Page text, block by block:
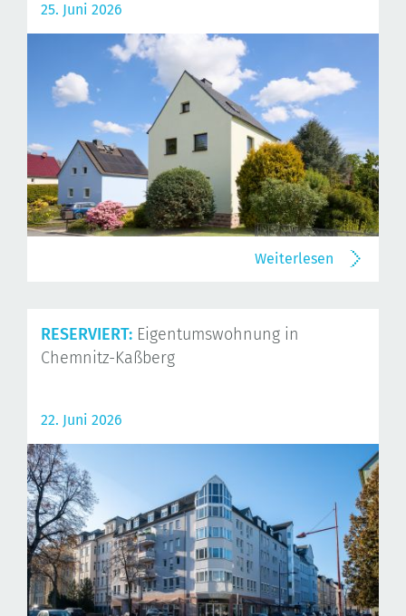
25. Juni 2026
Weiterlesen
RESERVIERT: Eigentumswohnung in
Chemnitz-Kaßberg
22. Juni 2026